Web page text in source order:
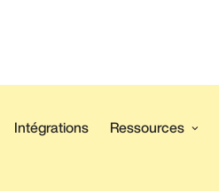
Intégrations Ressources